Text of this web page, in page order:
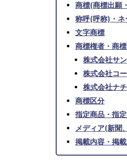
商標(商標出願
称呼(呼称)・ネ
文字商標
商標権者・商
株式会社サ
株式会社コ
株式会社ナ
商標区分
指定商品・指
メディア(新聞
掲載内容・掲